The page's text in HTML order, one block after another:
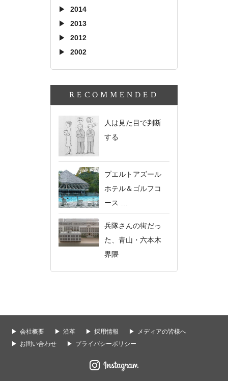
2014
2013
2012
2002
RECOMMENDED
人は見た目で判断
する
プエルトアズール
ホテル＆ゴルフコ
ース …
兵隊さんの街だっ
た、青山・六本木
界隈
会社概要 沿革 採用情報
メディアの皆様へ
お問い合わせ
プライバシーポリシー